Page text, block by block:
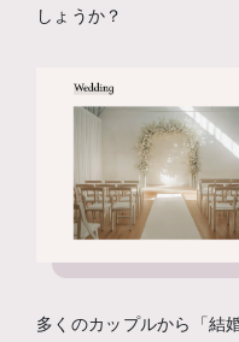
しょうか？
多くのカップルから「結